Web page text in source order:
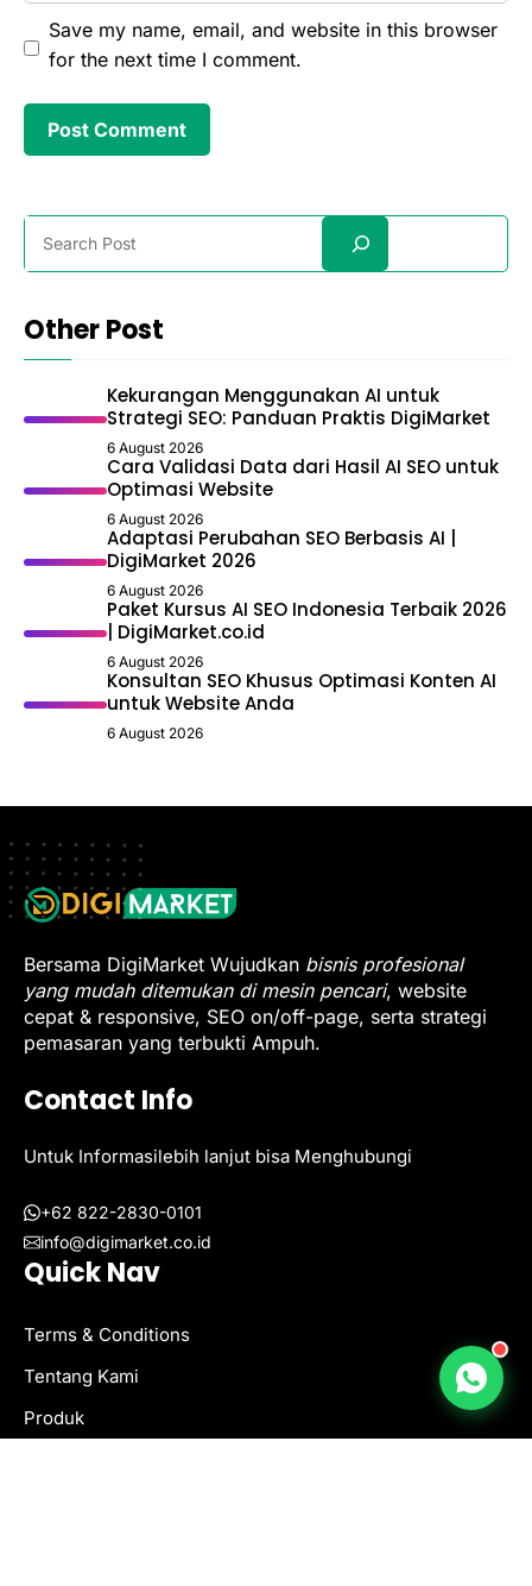
Save my name, email, and website in this browser
for the next time I comment.
Search
Other Post
Kekurangan Menggunakan AI untuk
Strategi SEO: Panduan Praktis DigiMarket
6 August 2026
Cara Validasi Data dari Hasil AI SEO untuk
Optimasi Website
6 August 2026
Adaptasi Perubahan SEO Berbasis AI |
DigiMarket 2026
6 August 2026
Paket Kursus AI SEO Indonesia Terbaik 2026
| DigiMarket.co.id
6 August 2026
Konsultan SEO Khusus Optimasi Konten AI
untuk Website Anda
6 August 2026
Bersama DigiMarket Wujudkan bisnis profesional
yang mudah ditemukan di mesin pencari, website
cepat & responsive, SEO on/off-page, serta strategi
pemasaran yang terbukti Ampuh.
Contact Info
Untuk Informasilebih lanjut bisa Menghubungi
+62 822-2830-0101
info@digimarket.co.id
Quick Nav
Terms & Conditions
Tentang Kami
Produk